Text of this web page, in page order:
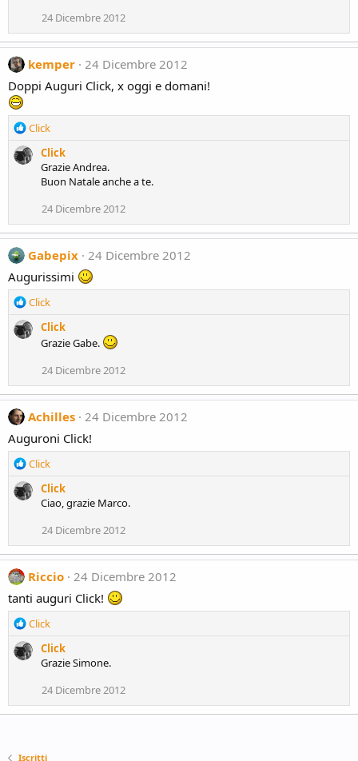
o
n
s
24 Dicembre 2012
kemper 24 Dicembre 2012
Doppi Auguri Click, x oggi e domani!
R
a
n
s
:
Click
Click
Grazie Andrea.
Buon Natale anche a te.
24 Dicembre 2012
Gabepix 24 Dicembre 2012
Augurissimi
R
a
o
n
s
Click
Click
Grazie Gabe.
24 Dicembre 2012
Achilles 24 Dicembre 2012
Auguroni Click!
R
a
o
n
s
Click
Click
Ciao, grazie Marco.
24 Dicembre 2012
Riccio 24 Dicembre 2012
tanti auguri Click!
R
a
o
Click
Click
Grazie Simone.
24 Dicembre 2012
Iscritti